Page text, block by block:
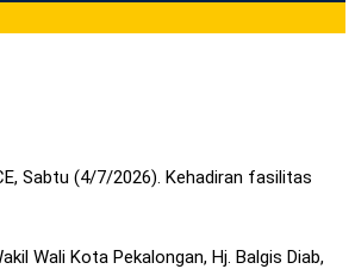
Sabtu (4/7/2026). Kehadiran fasilitas
Wali Kota Pekalongan, Hj. Balgis Diab,